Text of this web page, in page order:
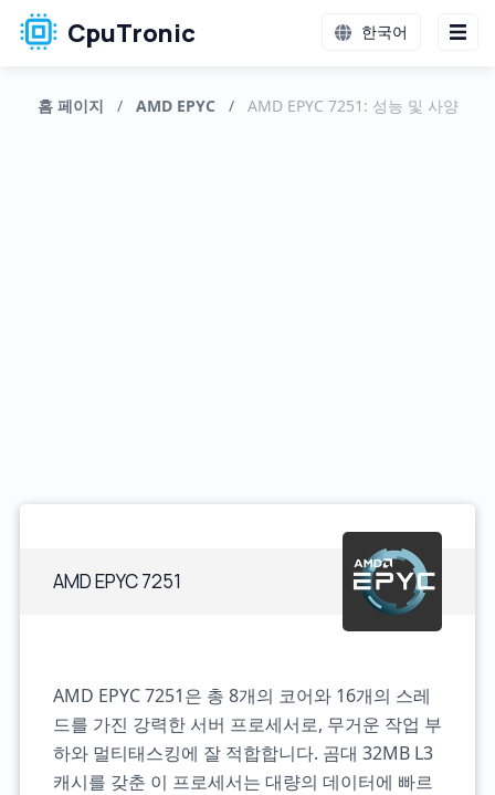
CpuTronic 한국어
홈 페이지 / AMD EPYC / AMD EPYC 7251: 성능 및 사양
AMD EPYC 7251
AMD EPYC 7251은 총 8개의 코어와 16개의 스레
드를 가진 강력한 서버 프로세서로, 무거운 작업 부
하와 멀티태스킹에 잘 적합합니다. 곰대 32MB L3
캐시를 갖춘 이 프로세서는 대량의 데이터에 빠르